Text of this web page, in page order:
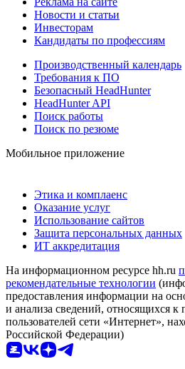
Новости и статьи
Инвесторам
Кандидаты по профессиям
Производственный календарь
Требования к ПО
Безопасный HeadHunter
HeadHunter API
Поиск работы
Поиск по резюме
Мобильное приложение
Этика и комплаенс
Оказание услуг
Использование сайтов
Защита персональных данных
ИТ аккредитация
На информационном ресурсе hh.ru
рекомендательные технологии
предоставления информации на
и анализа сведений, относящихся к
пользователей сети «Интернет»,
Российской Федерации)